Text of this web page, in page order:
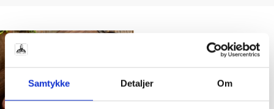
Samtykke Detaljer Om